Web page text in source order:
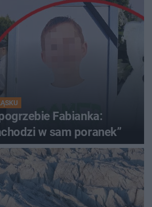
Fabianka:
w sam poranek”